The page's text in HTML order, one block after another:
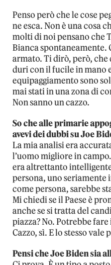
Penso però che le cose
ne esca. Non è una cosa
molti di noi pensano che
Bianca spontaneamente.
armato. Ti dirò, però, che
duri con il fucile in mano
equipaggiamento sono
mai stati in una zona di
Non sanno un cazzo.
So che alle primarie
avevi dei dubbi su Joe
La mia analisi era
l’uomo migliore in
era altrettanto
persona, uno seriamente
come persona, sarebbe
Mi chiedi se il Paese è
anche se si tratta del
piazza? No. Potrebbe
Cazzo, sì. E lo stesso vale
Pensi che Joe Biden sia